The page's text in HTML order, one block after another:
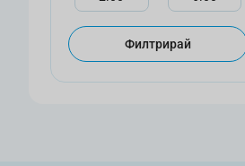
Филтрирай